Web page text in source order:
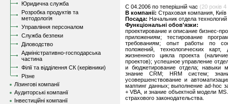
Юридична служба
Розробка продуктів та
методологія
Управління персоналом
Служба безпеки
Діловодство
Адміністративно-господарська
частина
Філії та відділення СК (керівники)
Різне
Лізингові компанії
Аудиторські компанії
Інвестиційні компанії
C 04.2006 по теперішній час (20 років 4
В компанії: Страховая компания, Київ
Посада: Начальник отдела
Функціональні обов'язки:
проектирование и описание бизнес-
приложениям; тестирование
требованиям; опыт работы по
положений, технологических карт,
жизненного цикла проекта
проектов); успешное управление
и бюджетирование отдела; навыки
знание CRM; HRM систем;
усовершенствование и
маппинг данных; выполнение ad-hoc
+ VBA, и знание объектной модели
страхового законодательства.